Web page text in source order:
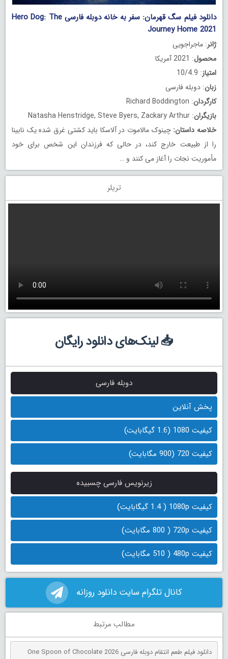
دانلود فیلم سگ قهرمان: سفر به خانه دوبله فارسی Hero Dog: The
Journey Home 2021
ژانر: ماجراجویی
محصول: 2021 آمریکا
امتیاز: 10/4.9
زبان: دوبله فارسی
کارگردان: Richard Boddington
بازیگران: Natasha Henstridge, Steve Byers, Zackary Arthur
خلاصه داستان: چینوک مالاموت در آلاسکا باید کشتی غرق شده یک نابینا
را از طبیعت خارج کند، در حالی که فرزندان این شخص برای خود
مأموریت نجات را آغاز می کنند و …
تریلر
📥 لینک‌های دانلود رایگان
دوبله فارسی
پخش آنلاین
کیفیت 1080 (1.6 گیگابایت)
کیفیت 720 (900 مگابایت)
زیرنویس فارسی چسبیده
کیفیت 1080p ( 1.4 گیگابایت)
کیفیت 720p ( 800 مگابایت)
کیفیت 480p ( 510 مگابایت)
کانال تلگرام سایت دانلود روزانه
مطالب مرتبط
دانلود فیلم طعم انتقام دوبله فارسی One Spoon of Chocolate 2026